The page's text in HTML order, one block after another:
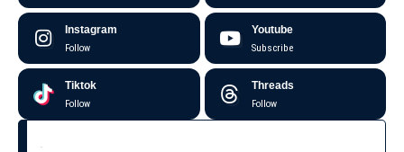
Instagram
Follow
Youtube
Subscribe
Tiktok
Follow
Threads
Follow